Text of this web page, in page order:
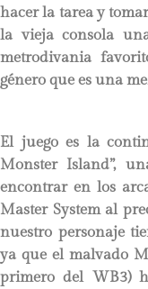
hacer la tarea y
la vieja consola
metrodivania
género que es una
El juego es la
Monster Island”,
encontrar en los
Master System al
nuestro personaje
ya que el malvado
primero del WB3)